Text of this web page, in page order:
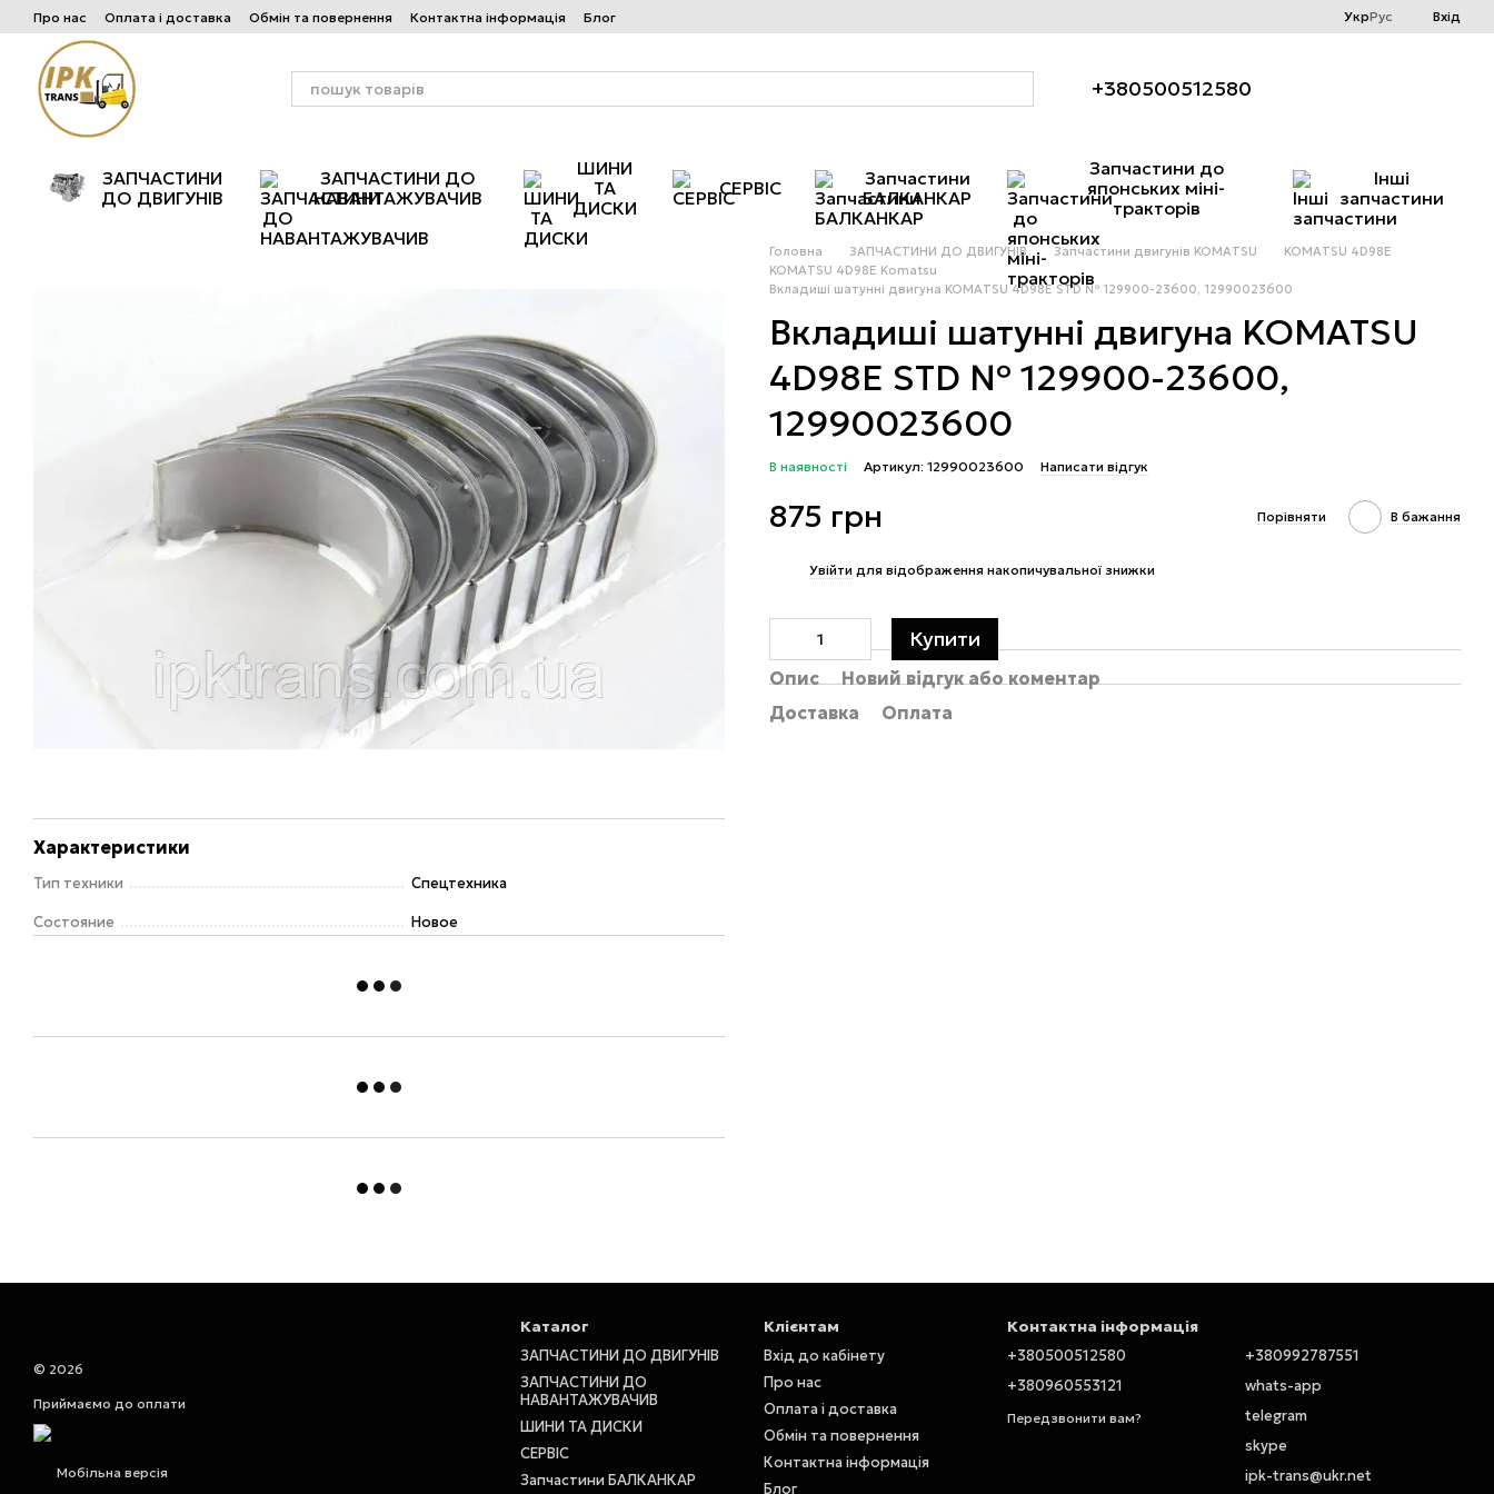
Перейти до основного контенту
Про нас Оплата і доставка Обмін та повернення Контактна інформація Блог УкрРус Вхід
+380500512580
ЗАПЧАСТИНИ
ДО ДВИГУНІВ
ЗАПЧАСТИНИ ДО
НАВАНТАЖУВАЧИВ
ШИНИ
ТА
ДИСКИ
СЕРВІС
Запчастини
БАЛКАНКАР
Запчастини до
японських міні-
тракторів
Інші
запчастини
Характеристики
Тип техники Спецтехника
Состояние Новое
Головна ЗАПЧАСТИНИ ДО ДВИГУНІВ Запчастини двигунів KOMATSU
KOMATSU 4D98E
KOMATSU 4D98E Komatsu
Вкладиші шатунні двигуна KOMATSU 4D98E STD № 129900-23600, 12990023600
Вкладиші шатунні двигуна KOMATSU
4D98E STD № 129900-23600,
12990023600
В наявності Артикул: 12990023600 Написати відгук
875 грн Порівняти В бажання
Увійти для відображення накопичувальної знижки
Купити
Опис
Новий відгук або коментар
Доставка
Оплата
© 2026
Приймаємо до оплати
Мобільна версія
Каталог
ЗАПЧАСТИНИ ДО ДВИГУНІВ
ЗАПЧАСТИНИ ДО
НАВАНТАЖУВАЧИВ
ШИНИ ТА ДИСКИ
СЕРВІС
Запчастини БАЛКАНКАР
Клієнтам
Вхід до кабінету
Про нас
Оплата і доставка
Обмін та повернення
Контактна інформація
Блог
Контактна інформація
+380500512580
+380960553121
Передзвонити вам?
+380992787551
whats-app
telegram
skype
ipk-trans@ukr.net